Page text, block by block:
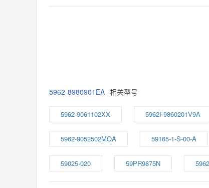
5962-8980901EA 相关型号
5962-9061102XX 5962F9860201V9A
5962-9052502MQA 59165-1-S-00-A
59025-020 59PR9875N